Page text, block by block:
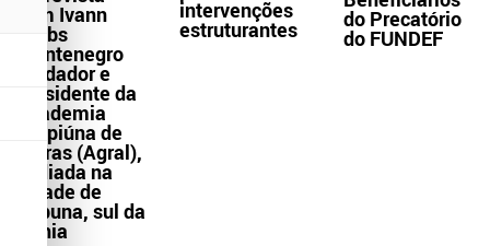
com Ivann
Krebs
Montenegro
fundador e
presidente da
Academia
Grapiúna de
Letras (Agral),
sediada na
cidade de
Itabuna, sul da
Bahia
intervenções
estruturantes do Precatório
do FUNDEF